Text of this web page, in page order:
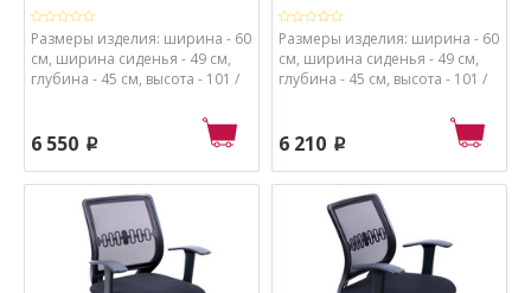
Размеры изделия: ширина - 60
см, ширина сиденья - 49 см,
глубина - 45 см, высота - 101 /
Материалы: каркас - металл и
сиденья - экокожа, набивка
сиденья - поролон высокой
плотности.
6 550 p
Размеры изделия: ширина - 60
см, ширина сиденья - 49 см,
глубина - 45 см, высота - 101 /
Материалы: каркас - металл и
сиденья - ткань, набивка
сиденья - поролон высокой
плотности.
6 210 p